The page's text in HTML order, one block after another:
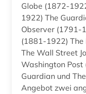
niederlande (5)
Globe (1872-
1922) The
Observer (1791-
(1881-1922) The
The Wall Street
Washington Post
Guardian und
Angebot zwei